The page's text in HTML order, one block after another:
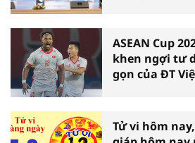
ASEAN Cup
khen ngợi tư
gọn của ĐT
Tử vi hôm